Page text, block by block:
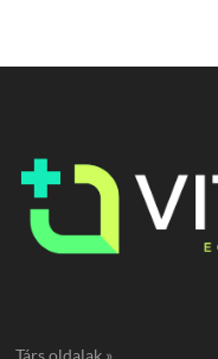
Társ oldalak »